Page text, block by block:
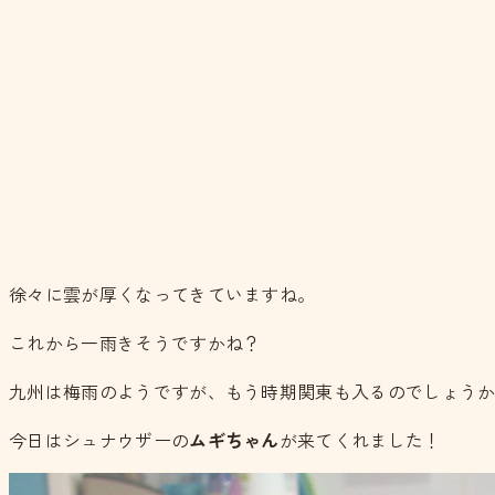
徐々に雲が厚くなってきていますね。
これから一雨きそうですかね？
九州は梅雨のようですが、もう時期関東も入るのでしょう
今日はシュナウザーのムギちゃんが来てくれました！